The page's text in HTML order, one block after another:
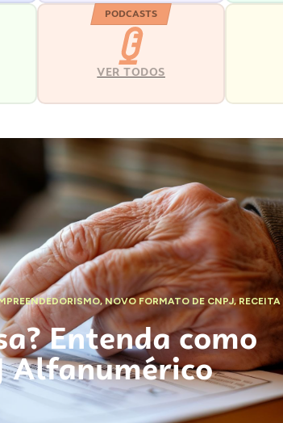
PODCASTS
VER TODOS
,NOVO FORMATO DE CNPJ,RECEITA
Entenda como
Alfanumérico